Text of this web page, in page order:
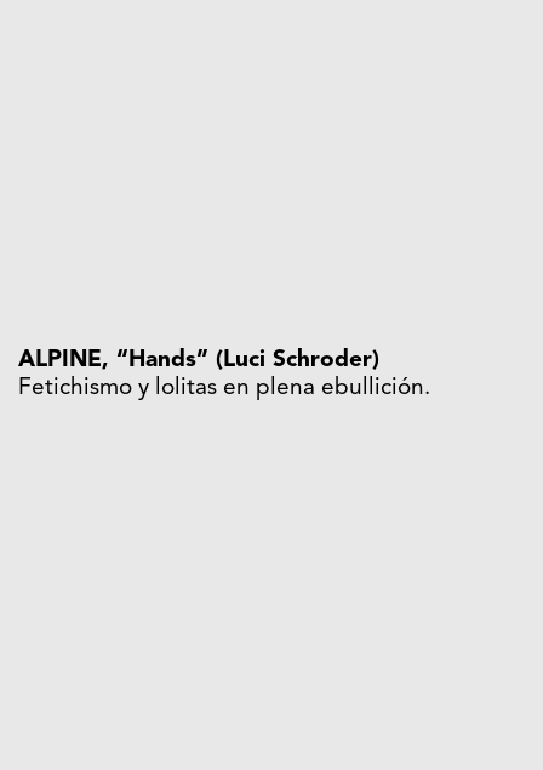
ALPINE, “Hands” (Luci Schroder)
Fetichismo y lolitas en plena ebullición.